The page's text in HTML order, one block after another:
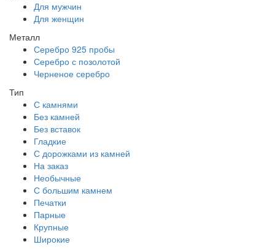
Для мужчин
Для женщин
Металл
Серебро 925 пробы
Серебро с позолотой
Черненое серебро
Тип
С камнями
Без камней
Без вставок
Гладкие
С дорожками из камней
На заказ
Необычные
С большим камнем
Печатки
Парные
Крупные
Широкие